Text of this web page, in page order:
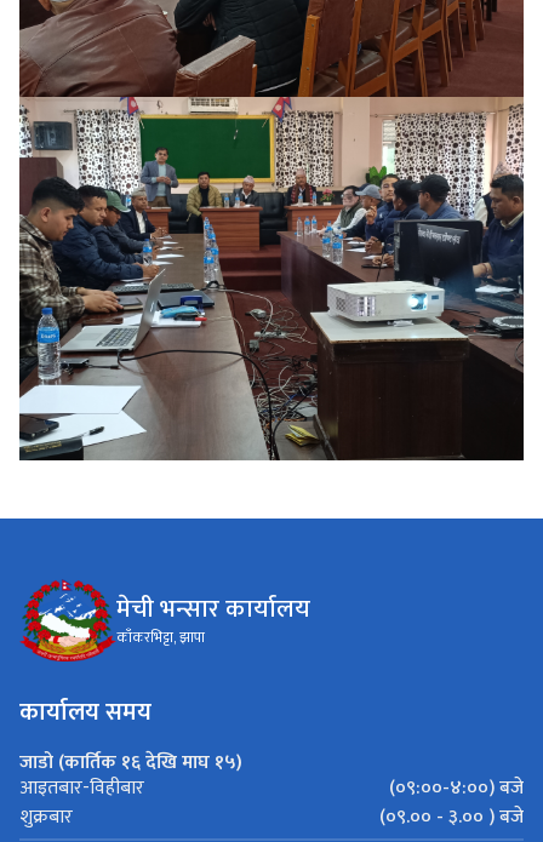
मेची भन्सार कार्यालय
काँकरभिट्टा, झापा
कार्यालय समय
जाडो (कार्तिक १६ देखि माघ १५)
आइतबार-विहीबार
(०९:००-४:००) बजे
शुक्रबार
(०९.०० - ३.०० ) बजे